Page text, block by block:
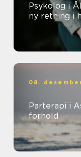
Psykolog i
ny retning i
08.
Parterapi i
forhold